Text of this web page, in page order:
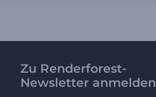
Zu Renderforest-
Newsletter anmelden